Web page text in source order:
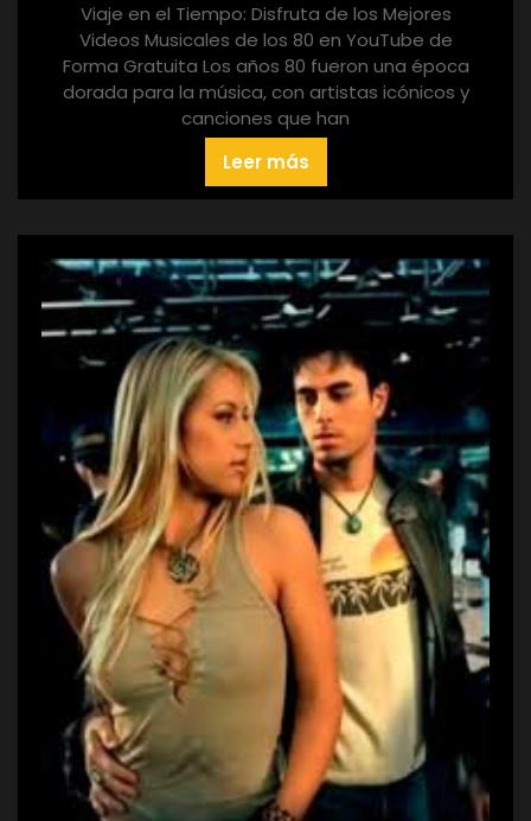
Viaje en el Tiempo: Disfruta de los Mejores
Videos Musicales de los 80 en YouTube de
Forma Gratuita Los años 80 fueron una época
dorada para la música, con artistas icónicos y
canciones que han
Leer más